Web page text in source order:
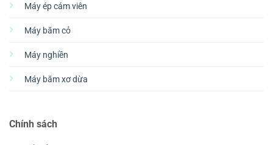
Máy ép cám viên
Máy băm cỏ
Máy nghiền
Máy băm xơ dừa
Chính sách